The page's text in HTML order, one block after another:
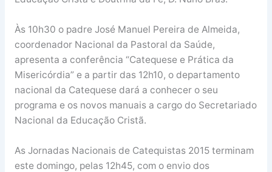
Às 10h30 o padre José Manuel Pereira de Almeida,
coordenador Nacional da Pastoral da Saúde,
apresenta a conferência “Catequese e Prática da
Misericórdia” e a partir das 12h10, o departamento
nacional da Catequese dará a conhecer o seu
programa e os novos manuais a cargo do Secretariado
Nacional da Educação Cristã.
As Jornadas Nacionais de Catequistas 2015 terminam
este domingo, pelas 12h45, com o envio dos